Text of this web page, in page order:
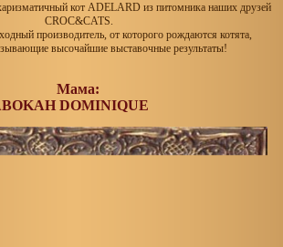
кот ADELARDиз питомника наших друзей
CROC&CATS.
производитель, от которого рождаются котята,
высочайшие выставочные результаты!
Мама:
DOMINIQUE